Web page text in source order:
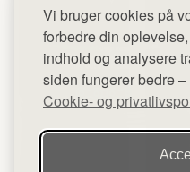
Vi bruger cookies på
forbedre din
indhold og analysere
siden fungerer bedre
Cookie- og